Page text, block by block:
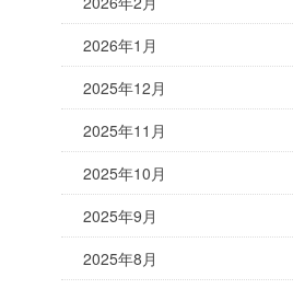
2026年1月
2025年12月
2025年11月
2025年10月
2025年9月
2025年8月